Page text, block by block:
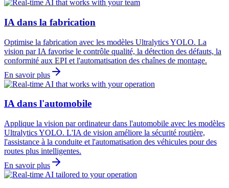
IA dans la fabrication
Optimise la fabrication avec les modèles Ultralytics YOLO. La
vision par IA favorise le contrôle qualité, la détection des défauts, la
conformité aux EPI et l'automatisation des chaînes de montage.
En savoir plus
IA dans l'automobile
Applique la vision par ordinateur dans l'automobile avec les modèles
Ultralytics YOLO. L'IA de vision améliore la sécurité routière,
l'assistance à la conduite et l'automatisation des véhicules pour des
routes plus intelligentes.
En savoir plus